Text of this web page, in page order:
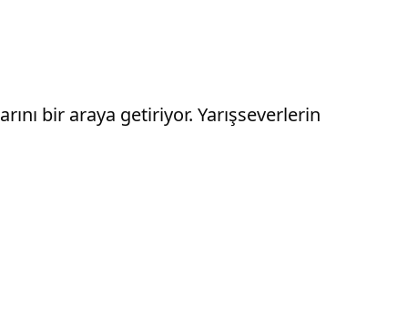
bir araya getiriyor. Yarışseverlerin